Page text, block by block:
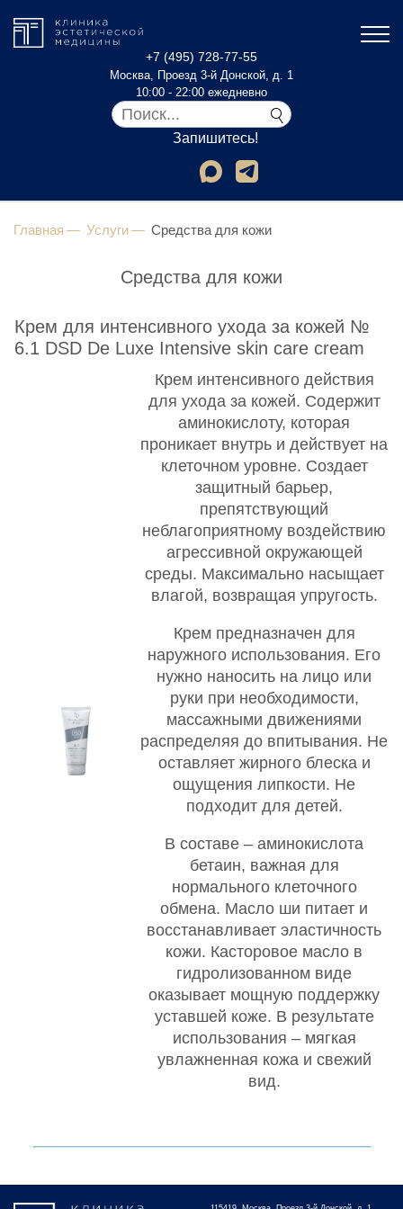
+7 (495) 728-77-55
Москва, Проезд 3-й Донской, д. 1
10:00 - 22:00 ежедневно
Запишитесь!
Главная Услуги Средства для кожи
Средства для кожи
Крем для интенсивного ухода за кожей №
6.1 DSD De Luxe Intensive skin care cream
Крем интенсивного действия
для ухода за кожей. Содержит
аминокислоту, которая
проникает внутрь и действует на
клеточном уровне. Создает
защитный барьер,
препятствующий
неблагоприятному воздействию
агрессивной окружающей
среды. Максимально насыщает
влагой, возвращая упругость.
Крем предназначен для
наружного использования. Его
нужно наносить на лицо или
руки при необходимости,
массажными движениями
распределяя до впитывания. Не
оставляет жирного блеска и
ощущения липкости. Не
подходит для детей.
В составе – аминокислота
бетаин, важная для
нормального клеточного
обмена. Масло ши питает и
восстанавливает эластичность
кожи. Касторовое масло в
гидролизованном виде
оказывает мощную поддержку
уставшей коже. В результате
использования – мягкая
увлажненная кожа и свежий
вид.